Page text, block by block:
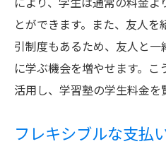
により、学生は通常の料金よ
とができます。また、友人を
引制度もあるため、友人と
に学ぶ機会を増やせます。こ
活用し、学習塾の学生料金を
フレキシブルな支払